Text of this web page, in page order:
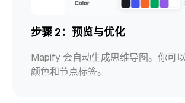
步骤 2：预览与优化
Mapify 会自动生成思维导图。你可以
颜色和节点标签。